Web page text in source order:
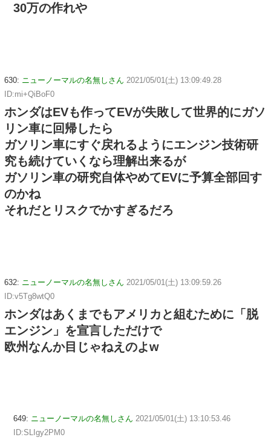
30万の作れや
630: ニューノーマルの名無しさん 2021/05/01(土) 13:09:49.28
ID:mi+QiBoF0
ホンダはEVも作ってEVが失敗して世界的にガソ
リン車に回帰したら
ガソリン車にすぐ戻れるようにエンジン技術研
究も続けていくなら理解出来るが
ガソリン車の研究自体やめてEVに予算全部回す
のかね
それだとリスクでかすぎるだろ
632: ニューノーマルの名無しさん 2021/05/01(土) 13:09:59.26
ID:v5Tg8wtQ0
ホンダはあくまでもアメリカと組むために「脱
エンジン」を宣言しただけで
欧州なんか目じゃねえのよw
649: ニューノーマルの名無しさん 2021/05/01(土) 13:10:53.46
ID:SLIgy2PM0